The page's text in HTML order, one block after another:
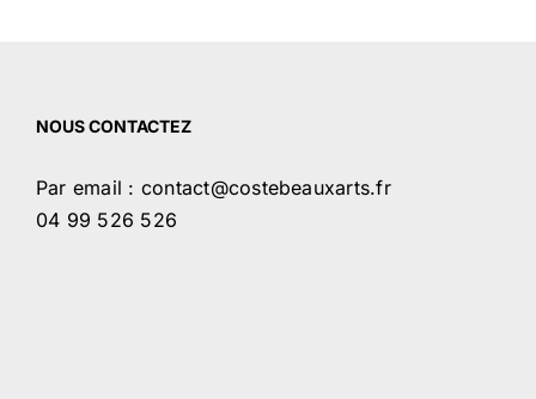
NOUS CONTACTEZ
Par email : contact@costebeauxarts.fr
04 99 526 526